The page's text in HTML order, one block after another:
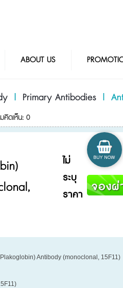
ABOUT US
| Primary Antibodies |
คิดเห็น: 0
ไม่
ระบุ
ราคา
Antibody (monoclonal, 15F11)